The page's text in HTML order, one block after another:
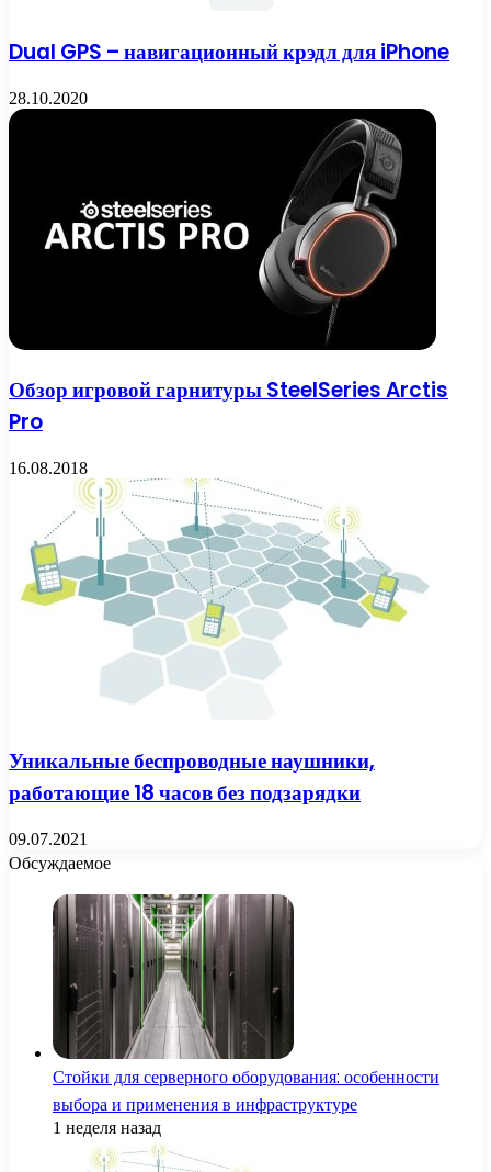
Dual GPS – навигационный крэдл для iPhone
28.10.2020
Обзор игровой гарнитуры SteelSeries Arctis
Pro
16.08.2018
Уникальные беспроводные наушники,
работающие 18 часов без подзарядки
09.07.2021
Обсуждаемое
Стойки для серверного оборудования: особенности
выбора и применения в инфраструктуре
1 неделя назад